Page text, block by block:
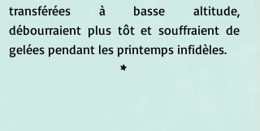
transférées à basse altitude,
débourraient plus tôt et souffraient de
gelées pendant les printemps infidèles.
*